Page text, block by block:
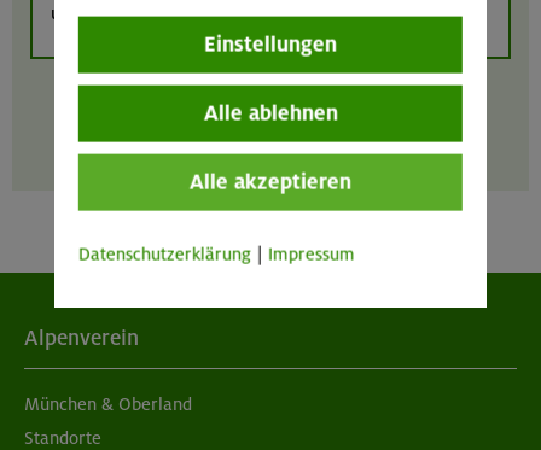
unsererDatenschutzerklärung.
Alpenverein
München & Oberland
Standorte
Einstellungen
Alle ablehnen
Alle akzeptieren
Datenschutzerklärung Impressum